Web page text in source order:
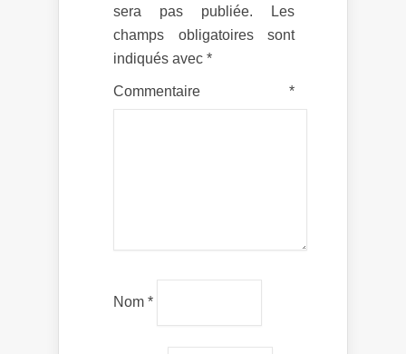
sera pas publiée.
Les
champs obligatoires sont
indiqués avec *
Commentaire *
Nom *